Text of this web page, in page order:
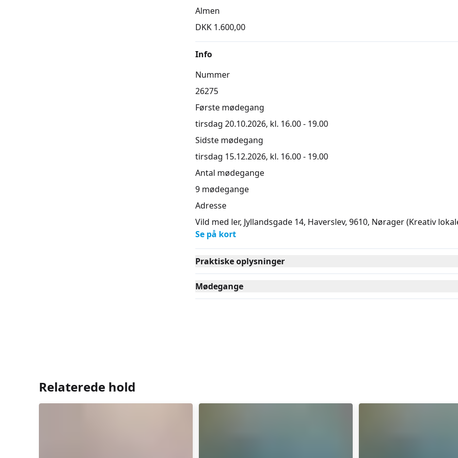
Almen
DKK 1.600,00
Info
Nummer
26275
Første mødegang
tirsdag 20.10.2026, kl. 16.00 - 19.00
Sidste mødegang
tirsdag 15.12.2026, kl. 16.00 - 19.00
Antal mødegange
9 mødegange
Adresse
Vild med ler, Jyllandsgade 14, Haverslev, 9610, Nørager(Kreativ
Se på kort
Praktiske oplysninger
Mødegange
Relaterede hold